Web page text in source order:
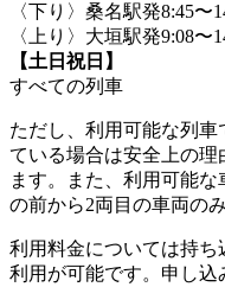
〈下り〉桑名駅発8:45〜
〈上り〉大垣駅発9:08〜
【土日祝日】
すべての列車
ただし、利用可能な列
ている場合は安全上の理
ます。また、利用可能
の前から2両目の車両のみ
利用料金については持
利用が可能です。申し込